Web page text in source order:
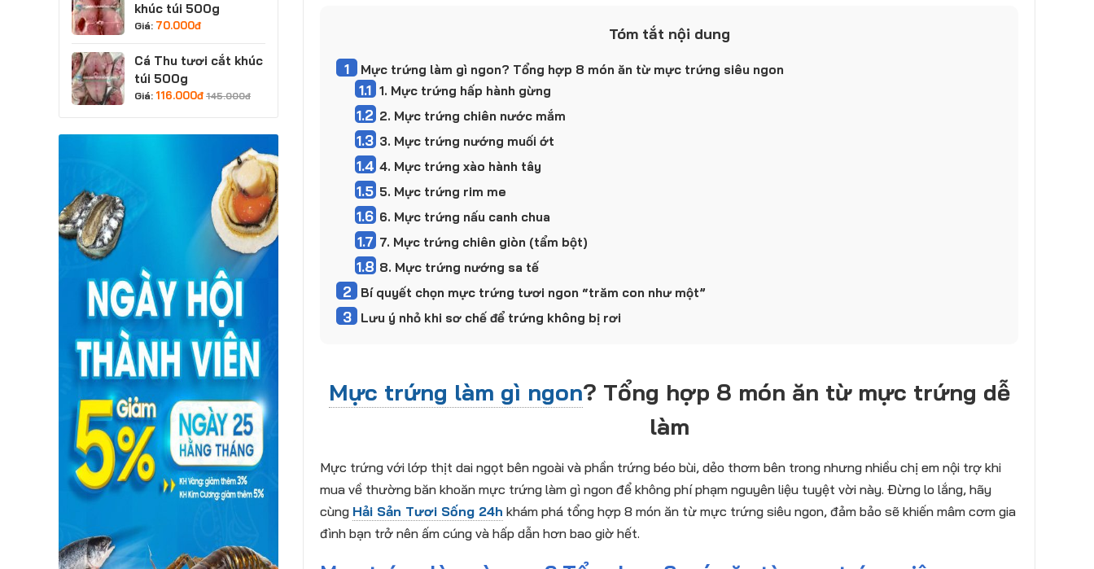
Tóm tắt nội dung
1 Mực trứng làm gì ngon? Tổng hợp 8 món ăn từ mực trứng siêu ngon
1.1 1. Mực trứng hấp hành gừng
1.22. Mực trứng chiên nước mắm
1.33. Mực trứng nướng muối ớt
1.44. Mực trứng xào hành tây
1.55. Mực trứng rim me
1.66. Mực trứng nấu canh chua
1.77. Mực trứng chiên giòn (tẩm bột)
1.88. Mực trứng nướng sa tế
2 Bí quyết chọn mực trứng tươi ngon “trăm con như một”
3 Lưu ý nhỏ khi sơ chế để trứng không bị rơi
Mực trứng làm gì ngon? Tổng hợp 8 món ăn từ mực trứng dễ
làm
Mực trứng với lớp thịt dai ngọt bên ngoài và phần trứng béo bùi, dẻo thơm bên trong nhưng nhiều chị em nội trợ khi
mua về thường băn khoăn mực trứng làm gì ngon để không phí phạm nguyên liệu tuyệt vời này. Đừng lo lắng, hãy
cùng Hải Sản Tươi Sống 24h khám phá tổng hợp 8 món ăn từ mực trứng siêu ngon, đảm bảo sẽ khiến mâm cơm gia
đình bạn trở nên ấm cúng và hấp dẫn hơn bao giờ hết.
khúc túi 500g
Giá: 70.000đ
Cá Thu tươi cắt khúc
túi 500g
Giá: 116.000đ 145.000đ